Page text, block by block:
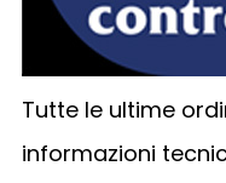
Tutte le ultime
informazioni